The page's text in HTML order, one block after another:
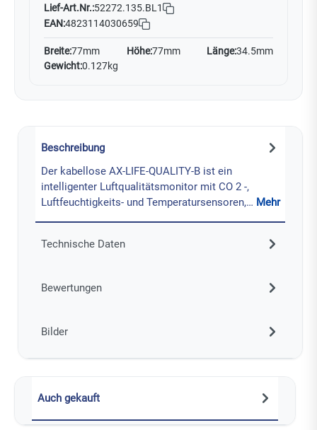
Lief-Art.Nr.:52272.135.BL1
EAN:4823114030659
Breite:77mm Höhe:77mm Länge:34.5mm
Gewicht:0.127kg
Beschreibung
Der kabellose AX-LIFE-QUALITY-B ist ein
intelligenter Luftqualitätsmonitor mit CO 2 -,
Luftfeuchtigkeits- und Temperatursensoren,… Mehr
Technische Daten
Bewertungen
Bilder
Auch gekauft